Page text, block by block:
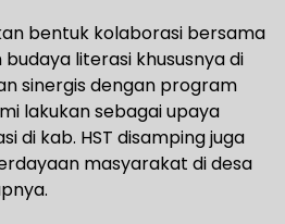
bentuk kolaborasi bersama
literasi khususnya di
sinergis dengan program
lakukan sebagai upaya
di kab. HST disamping juga
masyarakat di desa